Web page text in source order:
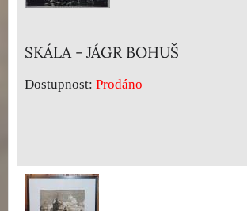
SKÁLA - JÁGR BOHUŠ
Dostupnost: Prodáno